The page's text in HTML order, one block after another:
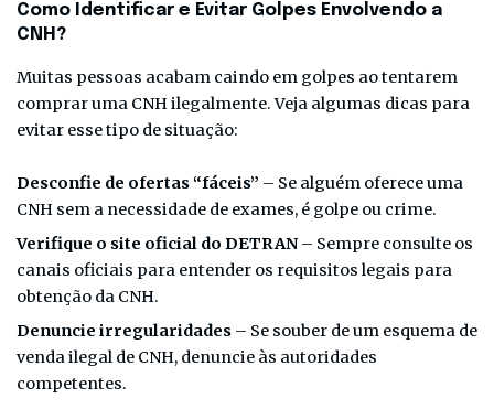
Como Identificar e Evitar Golpes Envolvendo a
CNH?
Muitas pessoas acabam caindo em golpes ao tentarem
comprar uma CNH ilegalmente. Veja algumas dicas para
evitar esse tipo de situação:
Desconfie de ofertas “fáceis” – Se alguém oferece uma
CNH sem a necessidade de exames, é golpe ou crime.
Verifique o site oficial do DETRAN – Sempre consulte os
canais oficiais para entender os requisitos legais para
obtenção da CNH.
Denuncie irregularidades – Se souber de um esquema de
venda ilegal de CNH, denuncie às autoridades
competentes.